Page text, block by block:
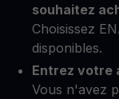
souhaitez
Choisissez
disponibles.
Entrez votre
Vous n'avez